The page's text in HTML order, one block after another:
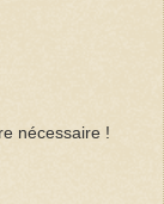
nécessaire !